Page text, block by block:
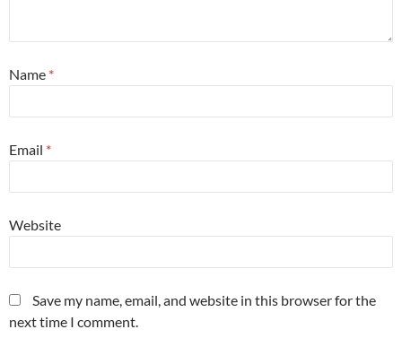
Name *
Email *
Website
Save my name, email, and website in this browser for the
next time I comment.